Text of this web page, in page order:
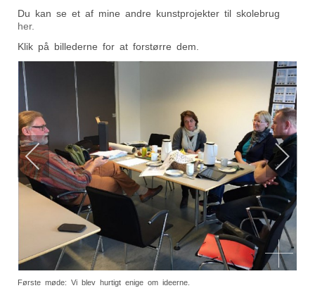
Du kan se et af mine andre kunstprojekter til skolebrug
her.
Klik på billederne for at forstørre dem.
Første møde: Vi blev hurtigt enige om ideerne.